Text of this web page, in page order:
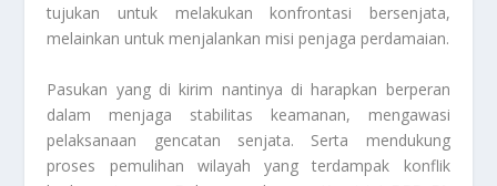
tujukan untuk melakukan konfrontasi bersenjata,
melainkan untuk menjalankan misi penjaga perdamaian.
Pasukan yang di kirim nantinya di harapkan berperan
dalam menjaga stabilitas keamanan, mengawasi
pelaksanaan gencatan senjata. Serta mendukung
proses pemulihan wilayah yang terdampak konflik